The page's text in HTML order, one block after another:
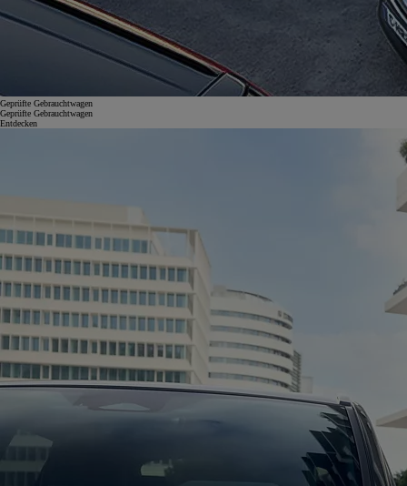
Geprüfte Gebrauchtwagen
Geprüfte Gebrauchtwagen
Entdecken